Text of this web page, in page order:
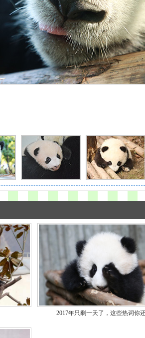
2017年只剩一天了，这些热词你